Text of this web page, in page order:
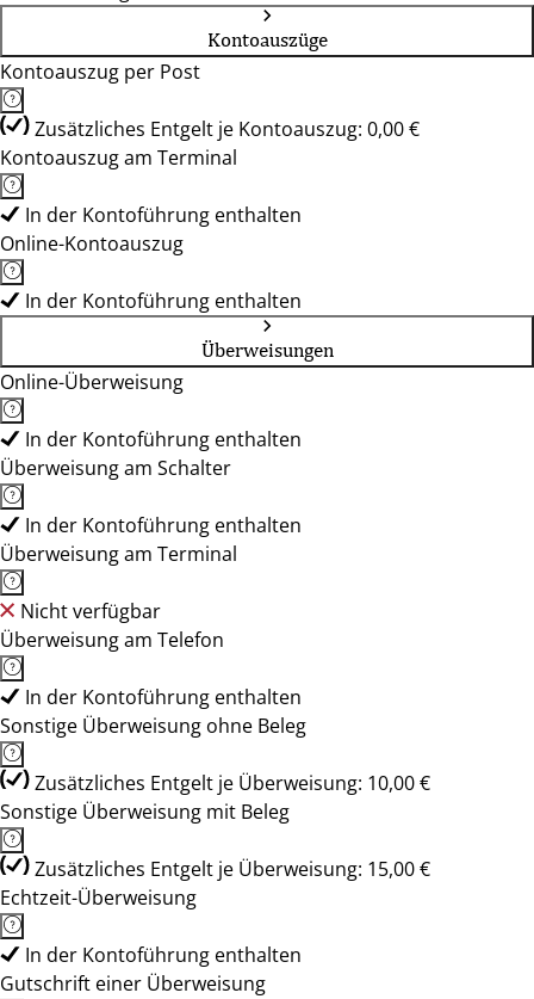
Kontoauszüge
Kontoauszug per Post
Zusätzliches Entgelt je Kontoauszug: 0,00 €
Kontoauszug am Terminal
In der Kontoführung enthalten
Online-Kontoauszug
In der Kontoführung enthalten
Überweisungen
Online-Überweisung
In der Kontoführung enthalten
Überweisung am Schalter
In der Kontoführung enthalten
Überweisung am Terminal
Nicht verfügbar
Überweisung am Telefon
In der Kontoführung enthalten
Sonstige Überweisung ohne Beleg
Zusätzliches Entgelt je Überweisung: 10,00 €
Sonstige Überweisung mit Beleg
Zusätzliches Entgelt je Überweisung: 15,00 €
Echtzeit-Überweisung
In der Kontoführung enthalten
Gutschrift einer Überweisung